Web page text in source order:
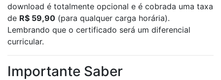
download é totalmente opcional e é cobrada uma taxa
de R$ 59,90 (para qualquer carga horária).
Lembrando que o certificado será um diferencial
curricular.
Importante Saber